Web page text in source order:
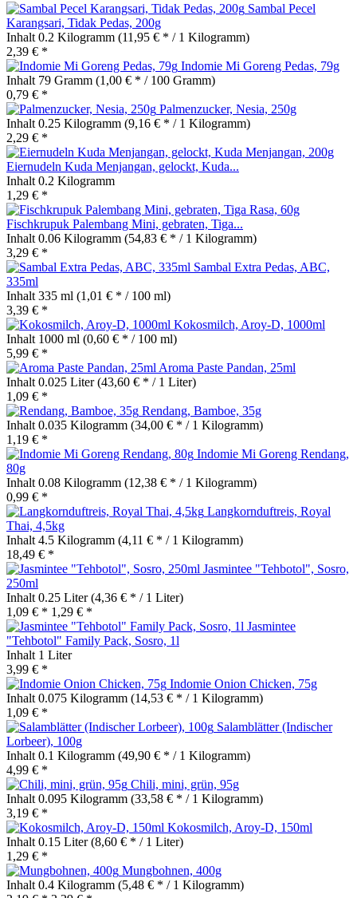
Sambal Pecel
Karangsari, Tidak Pedas, 200g
Inhalt 0.2 Kilogramm (11,95 € * / 1 Kilogramm)
2,39 € *
Indomie Mi Goreng Pedas, 79g
Inhalt 79 Gramm (1,00 € * / 100 Gramm)
0,79 € *
Palmenzucker, Nesia, 250g
Inhalt 0.25 Kilogramm (9,16 € * / 1 Kilogramm)
2,29 € *
Eiernudeln Kuda Menjangan, gelockt, Kuda...
Inhalt 0.2 Kilogramm
1,29 € *
Fischkrupuk Palembang Mini, gebraten, Tiga...
Inhalt 0.06 Kilogramm (54,83 € * / 1 Kilogramm)
3,29 € *
Sambal Extra Pedas, ABC,
335ml
Inhalt 335 ml (1,01 € * / 100 ml)
3,39 € *
Kokosmilch, Aroy-D, 1000ml
Inhalt 1000 ml (0,60 € * / 100 ml)
5,99 € *
Aroma Paste Pandan, 25ml
Inhalt 0.025 Liter(43,60 € * / 1 Liter)
1,09 € *
Rendang, Bamboe, 35g
Inhalt 0.035 Kilogramm (34,00 € * / 1 Kilogramm)
1,19 € *
Indomie Mi Goreng Rendang,
80g
Inhalt 0.08 Kilogramm (12,38 € * / 1 Kilogramm)
0,99 € *
Langkornduftreis, Royal
Thai, 4,5kg
Inhalt 4.5 Kilogramm (4,11 € * / 1 Kilogramm)
18,49 € *
Jasmintee "Tehbotol", Sosro,
250ml
Inhalt 0.25 Liter(4,36 € * / 1 Liter)
1,09 € * 1,29 € *
Jasmintee
"Tehbotol" Family Pack, Sosro, 1l
Inhalt 1 Liter
3,99 € *
Indomie Onion Chicken, 75g
Inhalt 0.075 Kilogramm (14,53 € * / 1 Kilogramm)
1,09 € *
Salamblätter (Indischer
Lorbeer), 100g
Inhalt 0.1 Kilogramm (49,90 € * / 1 Kilogramm)
4,99 € *
Chili, mini, grün, 95g
Inhalt 0.095 Kilogramm (33,58 € * / 1 Kilogramm)
3,19 € *
Kokosmilch, Aroy-D, 150ml
Inhalt 0.15 Liter(8,60 € * / 1 Liter)
1,29 € *
Mungbohnen, 400g
Inhalt 0.4 Kilogramm (5,48 € * / 1 Kilogramm)